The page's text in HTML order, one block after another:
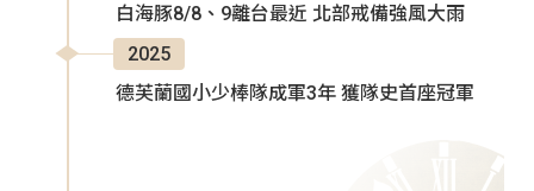
白海豚8/8、9離台最近 北部戒備強風大雨
2025
德芙蘭國小少棒隊成軍3年 獲隊史首座冠軍